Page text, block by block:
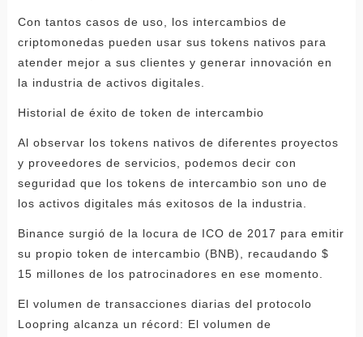
Con tantos casos de uso, los intercambios de
criptomonedas pueden usar sus tokens nativos para
atender mejor a sus clientes y generar innovación en
la industria de activos digitales.
Historial de éxito de token de intercambio
Al observar los tokens nativos de diferentes proyectos
y proveedores de servicios, podemos decir con
seguridad que los tokens de intercambio son uno de
los activos digitales más exitosos de la industria.
Binance surgió de la locura de ICO de 2017 para emitir
su propio token de intercambio (BNB), recaudando $
15 millones de los patrocinadores en ese momento.
El volumen de transacciones diarias del protocolo
Loopring alcanza un récord: El volumen de